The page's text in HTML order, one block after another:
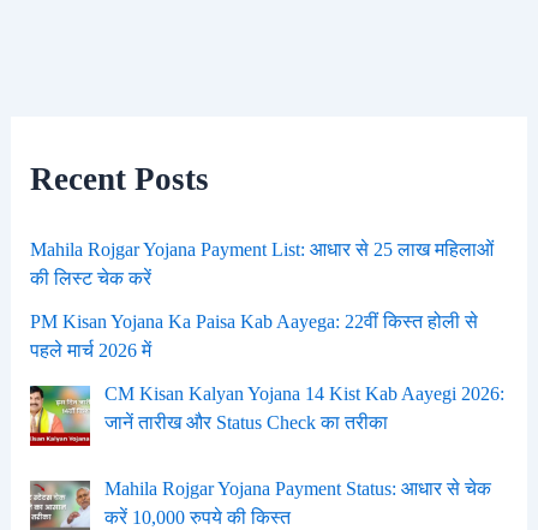
Recent Posts
Mahila Rojgar Yojana Payment List: आधार से 25 लाख महिलाओं
की लिस्ट चेक करें
PM Kisan Yojana Ka Paisa Kab Aayega: 22वीं किस्त होली से
पहले मार्च 2026 में
CM Kisan Kalyan Yojana 14 Kist Kab Aayegi 2026:
जानें तारीख और Status Check का तरीका
Mahila Rojgar Yojana Payment Status: आधार से चेक
करें 10,000 रुपये की किस्त